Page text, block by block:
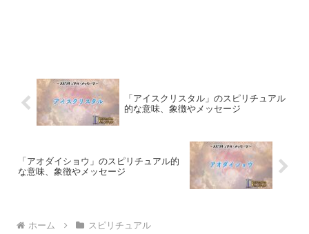
「アイスクリスタル」のスピリチュアル
的な意味、象徴やメッセージ
「アオダイショウ」のスピリチュアル的
な意味、象徴やメッセージ
ホーム スピリチュアル